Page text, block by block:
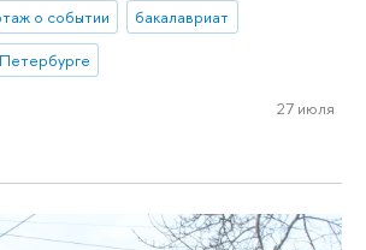
о событии
бакалавриат
27 июля